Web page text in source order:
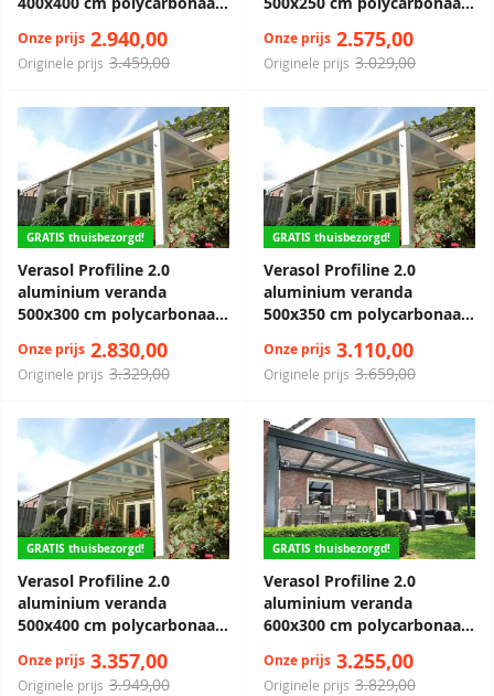
Originele prijs 3.459,00
Onze prijs 2.940,00
Originele prijs 3.029,00
Onze prijs 2.575,00
GRATIS thuisbezorgd!
Verasol Profiline 2.0
aluminium veranda
500x300 cm polycarbonaat
Originele prijs 3.329,00
Onze prijs 2.830,00
GRATIS thuisbezorgd!
Verasol Profiline 2.0
aluminium veranda
500x350 cm polycarbonaat
Originele prijs 3.659,00
Onze prijs 3.110,00
GRATIS thuisbezorgd!
Verasol Profiline 2.0
aluminium veranda
500x400 cm polycarbonaat
Originele prijs 3.949,00
Onze prijs 3.357,00
GRATIS thuisbezorgd!
Verasol Profiline 2.0
aluminium veranda
600x300 cm polycarbonaat
Originele prijs 3.829,00
Onze prijs 3.255,00